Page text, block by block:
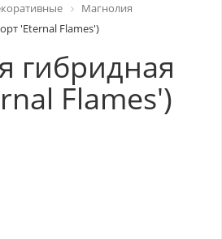
Магнолия
'Eternal Flames')
гибридная
Flames')